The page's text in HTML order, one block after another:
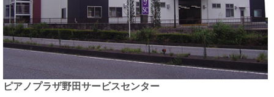
ピアノプラザ野田サービスセンター